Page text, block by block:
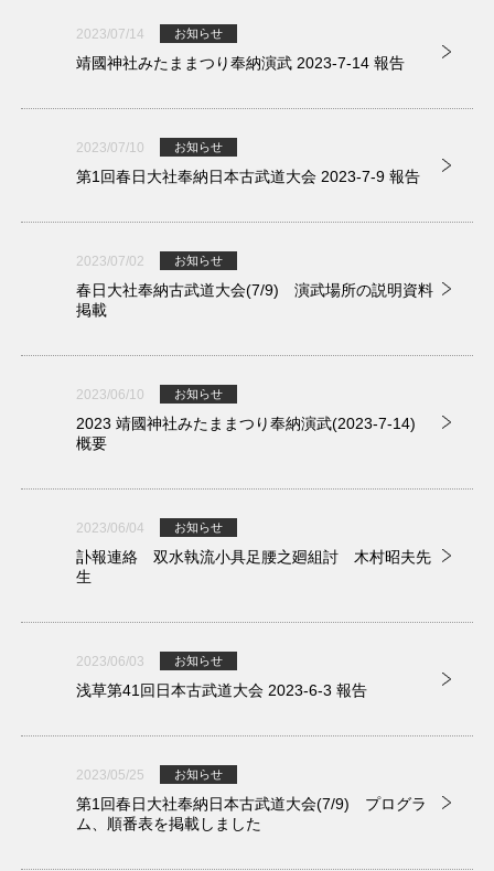
2023/07/14 お知らせ
靖國神社みたままつり奉納演武 2023-7-14 報告
2023/07/10 お知らせ
第1回春日大社奉納日本古武道大会 2023-7-9 報告
2023/07/02 お知らせ
春日大社奉納古武道大会(7/9) 演武場所の説明資料
掲載
2023/06/10 お知らせ
2023 靖國神社みたままつり奉納演武(2023-7-14)
概要
2023/06/04 お知らせ
訃報連絡 双水執流小具足腰之廻組討 木村昭夫先
生
2023/06/03 お知らせ
浅草第41回日本古武道大会 2023-6-3 報告
2023/05/25 お知らせ
第1回春日大社奉納日本古武道大会(7/9) プログラ
ム、順番表を掲載しました